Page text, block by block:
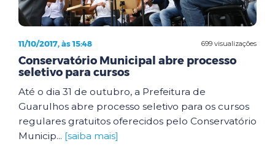
699 visualizações
11/10/2017, às 15:48
Conservatório Municipal abre processo
seletivo para cursos
Até o dia 31 de outubro, a Prefeitura de
Guarulhos abre processo seletivo para os cursos
regulares gratuitos oferecidos pelo Conservatório
Municip... [saiba mais]